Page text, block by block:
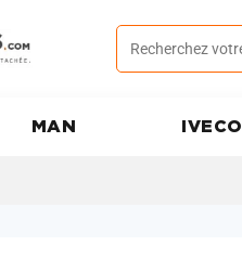
MAN IVECO